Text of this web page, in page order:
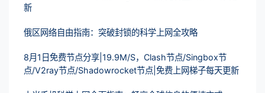
新
俄区网络自由指南：突破封锁的科学上网全攻略
8月1日免费节点分享|19.9M/S，Clash节点/Singbox节
点/V2ray节点/Shadowrocket节点|免费上网梯子每天更新